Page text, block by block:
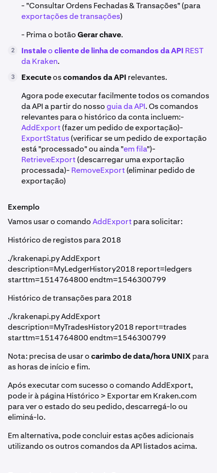
- "Consultar Ordens Fechadas & Transações" (para
exportações de transações)
- Prima o botãoGerar chave.
2 Instaleocliente de linha de comandos da API REST
da Kraken.
3 Executeoscomandos da API relevantes.
Agora pode executar facilmente todos os comandos
da API a partir do nossoguia da API. Os comandos
relevantes para o histórico da conta incluem:-
AddExport(fazer um pedido de exportação)-
ExportStatus(verificar se um pedido de exportação
está "processado" ou ainda "em fila")-
RetrieveExport(descarregar uma exportação
processada)- RemoveExport(eliminar pedido de
exportação)
Exemplo
Vamos usar o comandoAddExportpara solicitar:
Histórico de registos para 2018
./krakenapi.py AddExport
description=MyLedgerHistory2018 report=ledgers
starttm=1514764800 endtm=1546300799
Histórico de transações para 2018
./krakenapi.py AddExport
description=MyTradesHistory2018 report=trades
starttm=1514764800 endtm=1546300799
Nota: precisa de usar ocarimbo de data/hora UNIXpara
as horas de início e fim.
Após executar com sucesso o comando AddExport,
pode ir à página Histórico > Exportar em Kraken.com
para ver o estado do seu pedido, descarregá-lo ou
eliminá-lo.
Em alternativa, pode concluir estas ações adicionais
utilizando os outros comandos da API listados acima.